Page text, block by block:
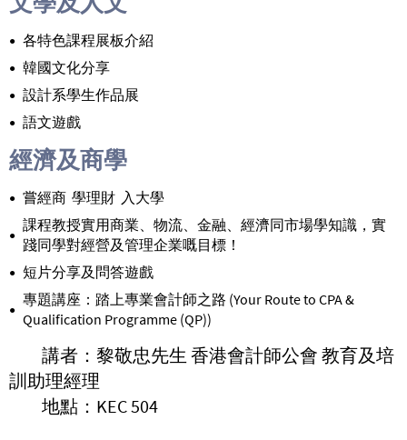
各特色課程展板介紹
韓國文化分享
設計系學生作品展
語文遊戲
經濟及商學
嘗經商 學理財 入大學
課程教授實用商業、物流、金融、經濟同市場學知識，實
踐同學對經營及管理企業嘅目標！
短片分享及問答遊戲
專題講座：踏上專業會計師之路 (Your Route to CPA &
Qualification Programme (QP))
講者： 黎敬忠先生 香港會計師公會 教育及培
訓助理經理
地點：KEC 504